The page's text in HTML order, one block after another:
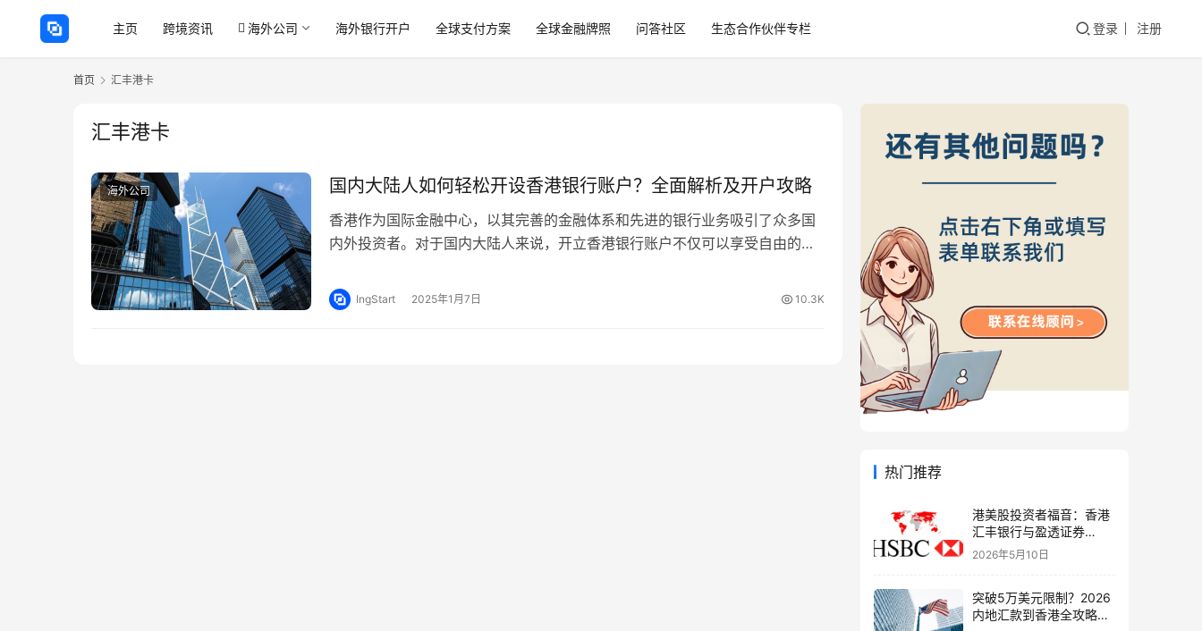
主页 跨境资讯 海外公司 海外银行开户 全球支付方案 全球金融牌照 问答社区 生态合作伙伴专栏 登录 注册
首页 汇丰港卡
汇丰港卡
海外公司 国内大陆人如何轻松开设香港银行账户？全面解析及开户攻略
香港作为国际金融中心，以其完善的金融体系和先进的银行业务吸引了众多国
内外投资者。对于国内大陆人来说，开立香港银行账户不仅可以享受自由的外
IngStart 2025年1月7日 10.3K
热门推荐
港美股投资者福音：香港
汇丰银行与盈透证券
（IBKR）绑定入金全流
2026年5月10日
突破5万美元限制？2026
内地汇款到香港全攻略：